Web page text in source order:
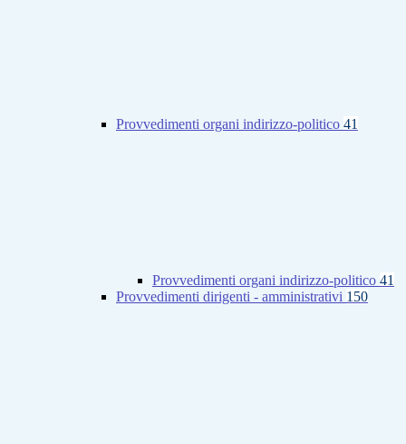
Provvedimenti organi indirizzo-politico 41
Provvedimenti organi indirizzo-politico 41
Provvedimenti dirigenti - amministrativi 150